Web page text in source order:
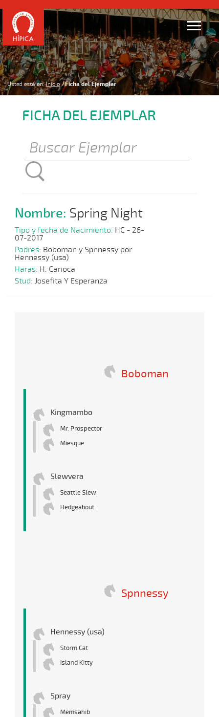
Usted está en: Inicio Ficha del Ejemplar
FICHA DEL EJEMPLAR
Nombre: Spring Night
Tipo y fecha de Nacimiento: HC - 26-
07-2017
Padres: Boboman y Spnnessy por
Hennessy (usa)
Haras: H. Carioca
Stud: Josefita Y Esperanza
Boboman
Kingmambo
Mr. Prospector
Miesque
Slewvera
Seattle Slew
Hedgeabout
Spnnessy
Hennessy (usa)
Storm Cat
Island Kitty
Spray
Memsahib